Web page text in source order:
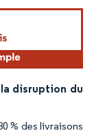
disruption du
% des livraisons